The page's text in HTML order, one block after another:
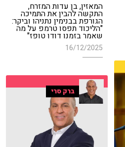
המאזין, בן עדות המזרח,
התקשה להבין את התמיכה
הגורפת בבנימין נתניהו וביקר:
"הליכוד תפסו טרמפ על מה
שאמר בזמנו דודו טופז"
16/12/2025
ברק סרי